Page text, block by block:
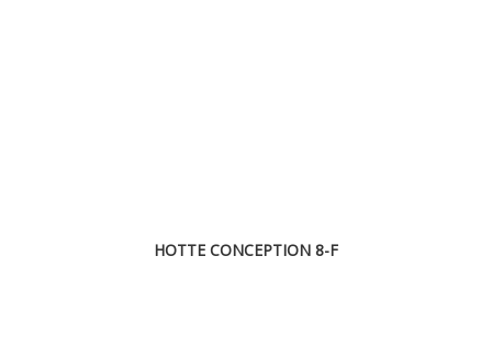
HOTTE CONCEPTION 8-F